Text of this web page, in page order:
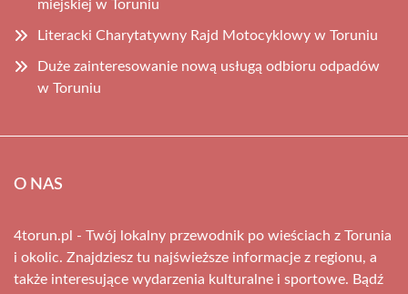
miejskiej w Toruniu
Literacki Charytatywny Rajd Motocyklowy w Toruniu
Duże zainteresowanie nową usługą odbioru odpadów
w Toruniu
O NAS
4torun.pl - Twój lokalny przewodnik po wieściach z Torunia
i okolic. Znajdziesz tu najświeższe informacje z regionu, a
także interesujące wydarzenia kulturalne i sportowe. Bądź